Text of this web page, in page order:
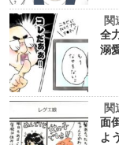
関
全
溺
関
面
よ